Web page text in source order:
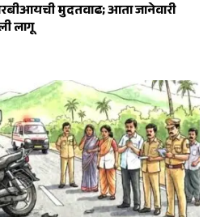
मुदतवाढ; आता जानेवारी
लागू